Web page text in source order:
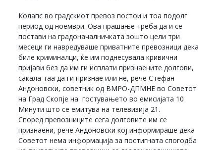
Колапс во градскиот превоз постои и тоа подолг
период од ноември. Ова прашање треба да и се
постави на градоначалничката зошто цели три
месеци ги навредуваше приватните превозници дека
биле криминалци, ќе им поднесувала кривични
пријави без да им ги исплати признаените долгови,
сакала таа да ги признае или не, рече Стефан
Андоновски, советник од ВМРО-ДПМНЕ во Советот
на Град Скопје на гостувањето во емисијата 10
Минути што се емитува на телевизија 21.
Според превозниците сега долговите им се
признаени, рече Андоновски кој информираше дека
Советот нема информација за постигната спогодба